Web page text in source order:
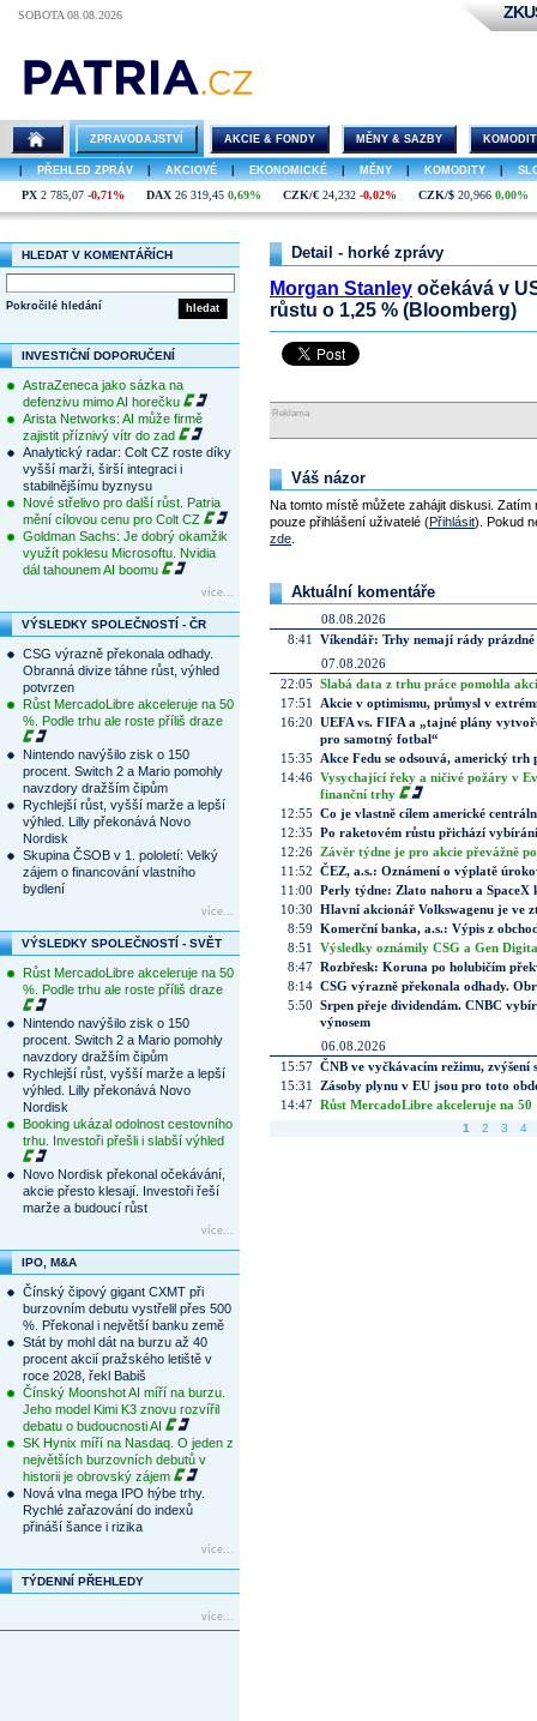
SOBOTA 08.08.2026
ZPRAVODAJSTVÍ AKCIE & FONDY MĚNY & SAZBY
| PŘEHLED ZPRÁV | AKCIOVÉ | EKONOMICKÉ | MĚNY | KOMODITY |
PX 2 785,07 -0,71% DAX 26 319,45 0,69% CZK/€ 24,232 -0,02% CZK/$ 20,966 0,00%
HLEDAT V KOMENTÁŘÍCH
hledat
Pokročilé hledání
INVESTIČNÍ DOPORUČENÍ
AstraZeneca jako sázka na
defenzivu mimo AI horečku
Arista Networks: AI může firmě
zajistit příznivý vítr do zad
Analytický radar: Colt CZ roste díky
vyšší marži, širší integraci i
stabilnějšímu byznysu
Nové střelivo pro další růst. Patria
mění cílovou cenu pro Colt CZ
Goldman Sachs: Je dobrý okamžik
využít poklesu Microsoftu. Nvidia
dál tahounem AI boomu
více...
VÝSLEDKY SPOLEČNOSTÍ - ČR
CSG výrazně překonala odhady.
Obranná divize táhne růst, výhled
potvrzen
Růst MercadoLibre akceleruje na 50
%. Podle trhu ale roste příliš draze
Nintendo navýšilo zisk o 150
procent. Switch 2 a Mario pomohly
navzdory dražším čipům
Rychlejší růst, vyšší marže a lepší
výhled. Lilly překonává Novo
Nordisk
Skupina ČSOB v 1. pololetí: Velký
zájem o financování vlastního
bydlení
více...
VÝSLEDKY SPOLEČNOSTÍ - SVĚT
Růst MercadoLibre akceleruje na 50
%. Podle trhu ale roste příliš draze
Nintendo navýšilo zisk o 150
procent. Switch 2 a Mario pomohly
navzdory dražším čipům
Rychlejší růst, vyšší marže a lepší
výhled. Lilly překonává Novo
Nordisk
Booking ukázal odolnost cestovního
trhu. Investoři přešli i slabší výhled
Novo Nordisk překonal očekávání,
akcie přesto klesají. Investoři řeší
marže a budoucí růst
více...
IPO, M&A
Čínský čipový gigant CXMT při
burzovním debutu vystřelil přes 500
%. Překonal i největší banku země
Stát by mohl dát na burzu až 40
procent akcií pražského letiště v
roce 2028, řekl Babiš
Čínský Moonshot AI míří na burzu.
Jeho model Kimi K3 znovu rozvířil
debatu o budoucnosti AI
SK Hynix míří na Nasdaq. O jeden z
největších burzovních debutů v
historii je obrovský zájem
Nová vlna mega IPO hýbe trhy.
Rychlé zařazování do indexů
přináší šance i rizika
více...
TÝDENNÍ PŘEHLEDY
více...
Detail - horké zprávy
Morgan Stanley očekává v
růstu o 1,25 % (Bloomberg)
Reklama
Váš názor
Na tomto místě můžete zahájit diskusi.
pouze přihlášení uživatelé (Přihlásit). Pokud
zde
Aktuální komentáře
08.08.2026
8:41
Víkendář: Trhy nemají rády prázdné
07.08.2026
22:05 Slabá data z trhu práce pomohla
17:51
Akcie v optimismu, průmysl v
16:20 UEFA vs. FIFA a „tajné plány
pro samotný fotbal“
15:35
Akce Fedu se odsouvá, americký
14:46 Vysychající řeky a ničivé požáry v
finanční trhy
12:55 Co je vlastně cílem americké
12:35 Po raketovém růstu přichází
12:26 Závěr týdne je pro akcie převážně
11:52 ČEZ, a.s.: Oznámení o výplatě
11:00 Perly týdne: Zlato nahoru a SpaceX
10:30 Hlavní akcionář Volkswagenu je ve
8:59 Komerční banka, a.s.: Výpis z
8:51
Výsledky oznámily CSG a Gen
8:47 Rozbřesk: Koruna po holubičím
8:14 CSG výrazně překonala odhady.
5:50 Srpen přeje dividendám. CNBC
výnosem
06.08.2026
15:57 ČNB ve vyčkávacím režimu, zvýšení
15:31
Zásoby plynu v EU jsou pro toto
14:47 Růst MercadoLibre akceleruje na
1 2 3 4